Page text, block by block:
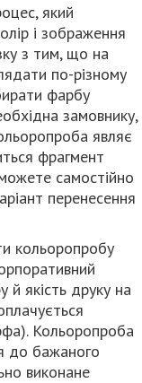
який
і зображення
з тим, що на
по-різному
фарбу
замовнику,
являє
фрагмент
самостійно
перенесення
кольоропробу
й якість друку на
Кольоропроба
до бажаного
виконане